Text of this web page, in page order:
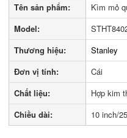
Tên sản phẩm:
Kìm mỏ
Model:
Thương hiệu:
Stanley
Đơn vị tính:
Cái
Chất liệu:
Hợp kim
Chiều dài:
10 inch/